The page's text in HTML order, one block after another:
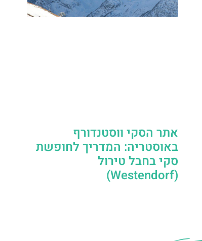
אתר הסקי ווסטנדורף
באוסטריה: המדריך לחופשת
סקי בחבל טירול
(Westendorf)